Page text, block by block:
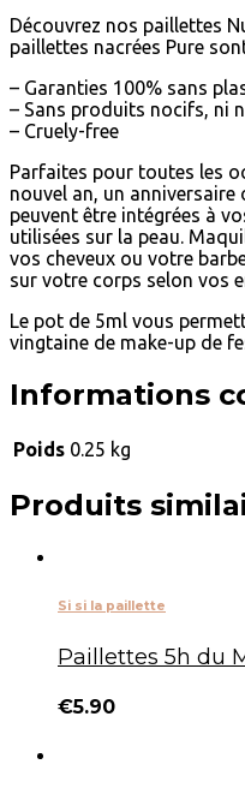
Découvrez nos paillettes
paillettes nacrées Pure
– Garanties 100% sans
– Sans produits nocifs, ni
– Cruely-free
Parfaites pour toutes les
nouvel an, un anniversaire
peuvent être intégrées à
utilisées sur la peau.
vos cheveux ou votre
sur votre corps selon vos
Le pot de 5ml vous
vingtaine de make-up de
Informations
Poids 0.25 kg
Produits
Si si la paillette
Paillettes 5h du
€5.90